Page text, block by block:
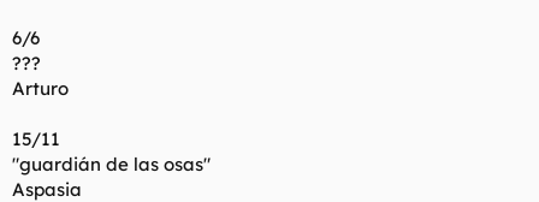
6/6
???
Arturo
15/11
"guardián de las osas"
Aspasia